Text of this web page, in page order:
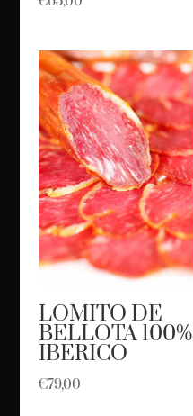
LOMITO DE
BELLOTA 100%
IBERICO
€79,00